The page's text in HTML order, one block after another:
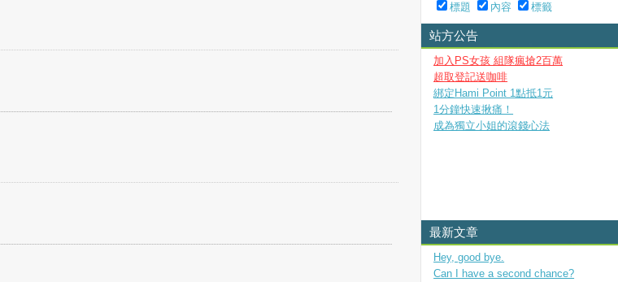
標題 內容 標籤
站方公告
加入PS女孩 組隊瘋搶2百萬
超取登記送咖啡
綁定Hami Point 1點抵1元
1分鐘快速揪痛！
成為獨立小姐的滾錢心法
最新文章
Hey, good bye.
Can I have a second chance?